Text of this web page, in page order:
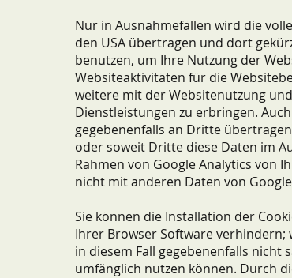
Nur in Ausnahmefällen wird die
den USA übertragen und dort
benutzen, um Ihre Nutzung der
Websiteaktivitäten für die
weitere mit der Websitenutzung
Dienstleistungen zu erbringen.
gegebenenfalls an Dritte
oder soweit Dritte diese Daten im
Rahmen von Google Analytics von
nicht mit anderen Daten von
Sie können die Installation der
Ihrer Browser Software verhindern;
in diesem Fall gegebenenfalls nicht
umfänglich nutzen können. Durch